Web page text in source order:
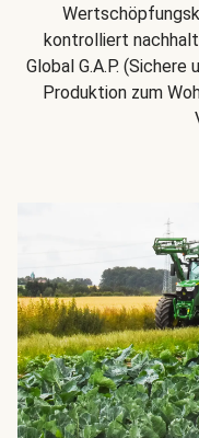
kontrolliert
Global G.A.P.
Produktion zum